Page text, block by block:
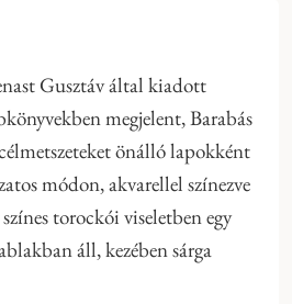
Gusztáv által kiadott
megjelent, Barabás
önálló lapokként
módon, akvarellel színezve
torockói viseletben egy
áll, kezében sárga